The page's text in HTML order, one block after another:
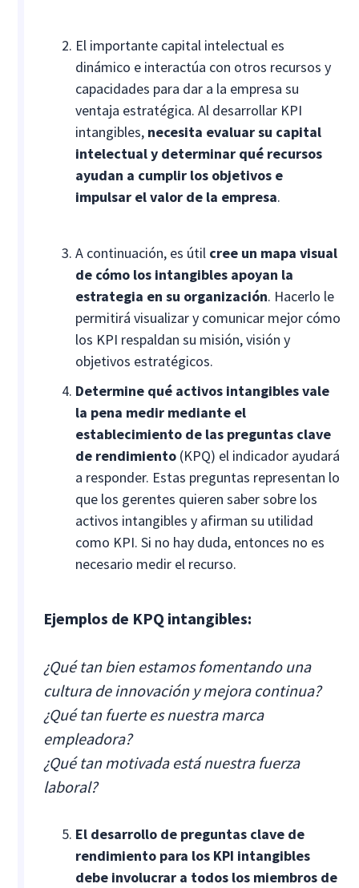
El importante capital intelectual es
dinámico e interactúa con otros recursos y
capacidades para dar a la empresa su
ventaja estratégica. Al desarrollar KPI
intangibles, necesita evaluar su capital
intelectual y determinar qué recursos
ayudan a cumplir los objetivos e
impulsar el valor de la empresa.
A continuación, es útil cree un mapa visual
de cómo los intangibles apoyan la
estrategia en su organización. Hacerlo le
permitirá visualizar y comunicar mejor cómo
los KPI respaldan su misión, visión y
objetivos estratégicos.
Determine qué activos intangibles vale
la pena medir mediante el
establecimiento de las preguntas clave
de rendimiento (KPQ) el indicador ayudará
a responder. Estas preguntas representan lo
que los gerentes quieren saber sobre los
activos intangibles y afirman su utilidad
como KPI. Si no hay duda, entonces no es
necesario medir el recurso.
Ejemplos de KPQ intangibles:
¿Qué tan bien estamos fomentando una
cultura de innovación y mejora continua?
¿Qué tan fuerte es nuestra marca
empleadora?
¿Qué tan motivada está nuestra fuerza
laboral?
El desarrollo de preguntas clave de
rendimiento para los KPI intangibles
debe involucrar a todos los miembros de